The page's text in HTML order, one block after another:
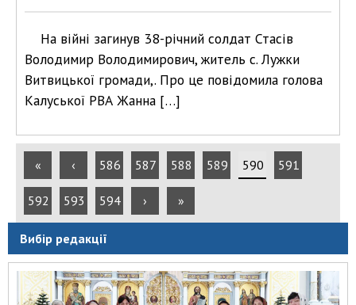
На війні загинув 38-річний солдат Стасів
Володимир Володимирович, житель с. Лужки
Витвицької громади,. Про це повідомила голова
Калуської РВА Жанна […]
« ‹ 586 587 588 589 590 591
592 593 594 › »
Вибір редакції